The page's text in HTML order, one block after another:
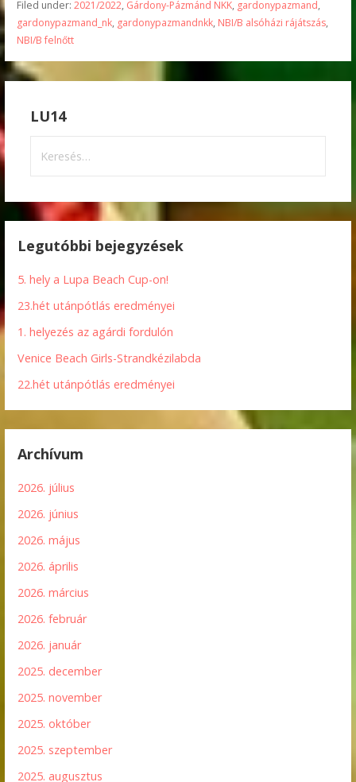
Filed under: 2021/2022, Gárdony-Pázmánd NKK, gardonypazmand,
gardonypazmand_nk, gardonypazmandnkk, NBI/B alsóházi rájátszás,
NBI/B felnőtt
LU14
Legutóbbi bejegyzések
5. hely a Lupa Beach Cup-on!
23.hét utánpótlás eredményei
1. helyezés az agárdi fordulón
Venice Beach Girls-Strandkézilabda
22.hét utánpótlás eredményei
Archívum
2026. július
2026. június
2026. május
2026. április
2026. március
2026. február
2026. január
2025. december
2025. november
2025. október
2025. szeptember
2025. augusztus